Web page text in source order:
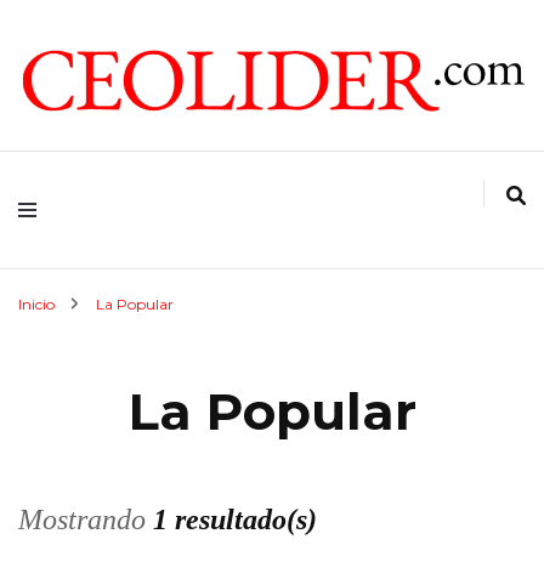
CEOLIDER.COM
Inicio La Popular
La Popular
Mostrando 1 resultado(s)